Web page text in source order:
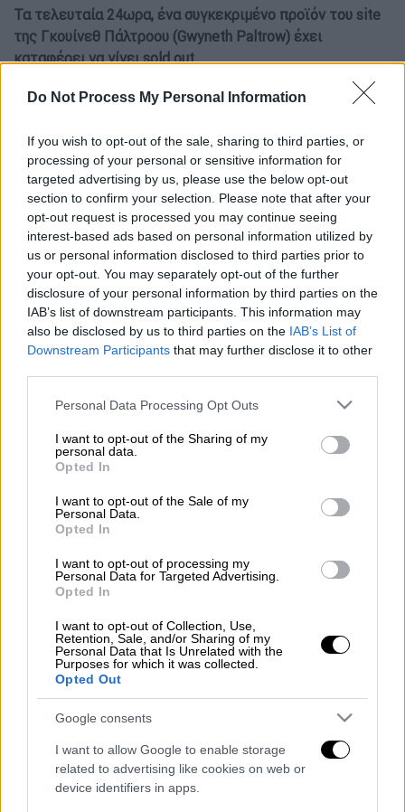
Do Not Process My Personal Information
If you wish to opt-out of the sale, sharing to third parties, or
processing of your personal or sensitive information for
targeted advertising by us, please use the below opt-out
section to confirm your selection. Please note that after your
opt-out request is processed you may continue seeing
interest-based ads based on personal information utilized by
us or personal information disclosed to third parties prior to
your opt-out. You may separately opt-out of the further
disclosure of your personal information by third parties on the
IAB’s list of downstream participants. This information may
also be disclosed by us to third parties on the IAB’s List of
Downstream Participants that may further disclose it to other
Please note that this website/app uses one or more Google
not limited to your visit or usage behaviour. You may click to
grant or deny consent to Google and its third-party tags to
use your data for below specified purposes in below Google
consent section.
Personal Data Processing Opt Outs
I want to opt-out of the Sharing of my
personal data.
Opted In
I want to opt-out of the Sale of my
Personal Data.
Opted In
I want to opt-out of processing my
Personal Data for Targeted Advertising.
Opted In
I want to opt-out of Collection, Use,
Retention, Sale, and/or Sharing of my
Personal Data that Is Unrelated with the
Purposes for which it was collected.
Opted Out
Google consents
I want to allow Google to enable storage
related to advertising like cookies on web or
device identifiers in apps.
Τα τελευταία 24ωρα, ένα συγκεκριμένο προϊόν του site
της Γκουίνεθ Πάλτροου (Gwyneth Paltrow) έχει
καταφέρει να γίνει sold out
🕛 χρόνος ανάγνωσης: 1 λεπτό ┋
Γκουίνεθ Πάλτροου (copyright: AP photo)
Προσθέστε το ΕΘΝΟΣ στη Google
εκτός του ότι είναι ηθοποιός, έχει ιδρύσει
εδώ και αρκετά χρόνια το website της, το
Goop, μέσα από το οποίο δίνει συμβουλές
για σωστή διατροφή και καλή ζωή και
πουλάει διάφορα
Μάλιστα, τα τελευταία 24ωρα, ένα
συγκεκριμένο προϊόν του site έχει
καταφέρει να γίνει sold out και viral στα
social media λόγο του… ιδιαίτερου τίτλου
του. Ο λόγος για ένα αρωματικό κερί αξίας
75 δολαρίων, το οποίο η Gwyneth Paltrow
αποφάσισε να το ονομάσει «
Τhis smells like
my vagina».
Διαβάστε ακόμη